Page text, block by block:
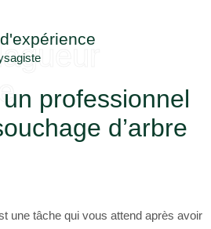
professionnel
d’arbre
une tâche qui vous attend après avoir